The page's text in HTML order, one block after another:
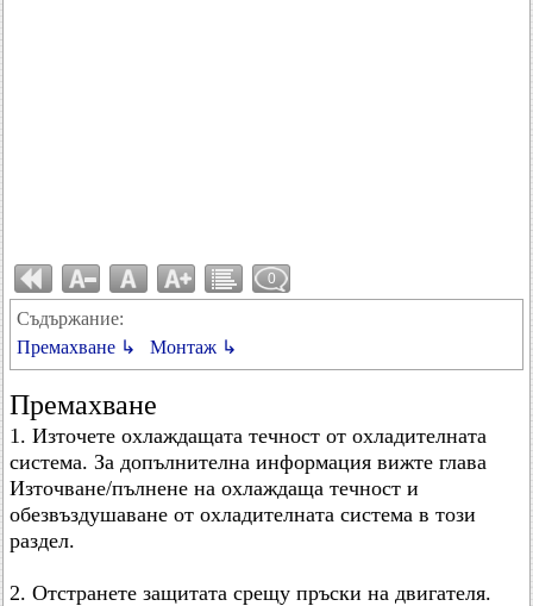
0
Съдържание:
Премахване ↳
Монтаж ↳
Премахване
1. Източете охлаждащата течност от охладителната
система. За допълнителна информация вижте глава
Източване/пълнене на охлаждаща течност и
обезвъздушаване от охладителната система в този
раздел.
2. Отстранете защитата срещу пръски на двигателя.